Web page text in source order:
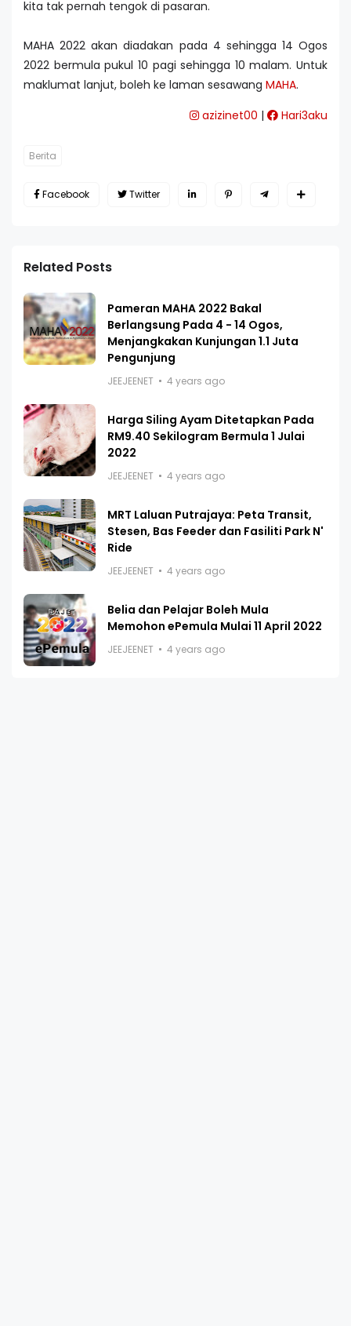
kita tak pernah tengok di pasaran.
MAHA 2022 akan diadakan pada 4 sehingga 14 Ogos
2022 bermula pukul 10 pagi sehingga 10 malam. Untuk
maklumat lanjut, boleh ke laman sesawang MAHA.
azizinet00 | Hari3aku
Berita
Facebook Twitter
Related Posts
Pameran MAHA 2022 Bakal
Berlangsung Pada 4 - 14 Ogos,
Menjangkakan Kunjungan 1.1 Juta
Pengunjung
JEEJEENET 4 years ago
Harga Siling Ayam Ditetapkan Pada
RM9.40 Sekilogram Bermula 1 Julai
2022
JEEJEENET 4 years ago
MRT Laluan Putrajaya: Peta Transit,
Stesen, Bas Feeder dan Fasiliti Park N'
Ride
JEEJEENET 4 years ago
Belia dan Pelajar Boleh Mula
Memohon ePemula Mulai 11 April 2022
JEEJEENET 4 years ago